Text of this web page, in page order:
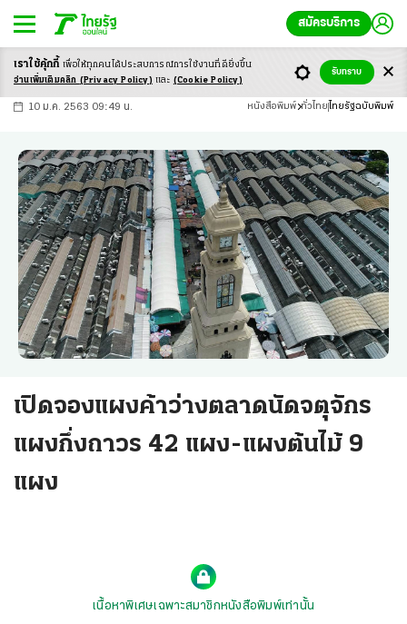
สมัครบริการ
-ก ก ก+
10 ม.ค. 2563 09:49 น. หนังสือพิมพ์ ทั่วไทย ไทยรัฐฉบับพิมพ์
เปิดจองแผงค้าว่างตลาดนัดจตุจักร
แผงกึ่งถาวร 42 แผง-แผงต้นไม้ 9
แผง
เนื้อหาพิเศษเฉพาะสมาชิกหนังสือพิมพ์เท่านั้น
เราใช้คุ้กกี้ เพื่อให้ทุกคนได้ประสบการณ์การใช้งานที่ดียิ่งขึ้น
อ่านเพิ่มเติมคลิก (Privacy Policy) และ (Cookie Policy)
รับทราบ